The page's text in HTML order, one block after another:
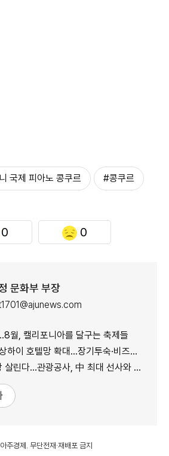
국제 피아노 콩쿠르 #콩쿠르
0 0
문화부 부장
월, 캘리포니아를 달구는 축제들
호텔망 확대…장기투숙·비즈니스 수요 공략
린다…관광공사, 中 최대 선사와 맞손
경제. 무단전재·재배포 금지